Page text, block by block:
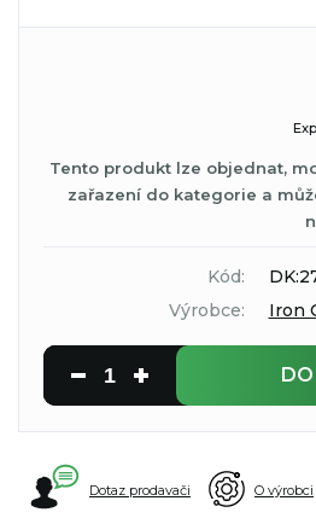
Tento produkt lze objednat,
zařazení do kategorie a
Kód:
Výrobce:
Iron
DO
Dotaz prodavači O výrobci